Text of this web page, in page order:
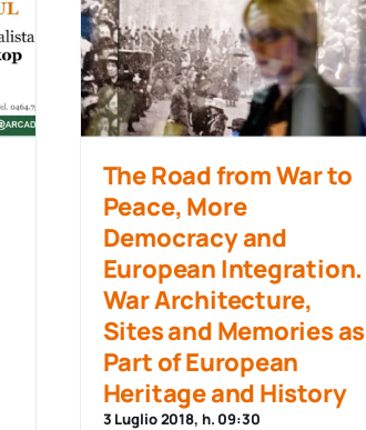
The Road from War to
Peace, More
Democracy and
European Integration.
War Architecture,
Sites and Memories as
Part of European
Heritage and History
3 Luglio 2018, h. 09:30